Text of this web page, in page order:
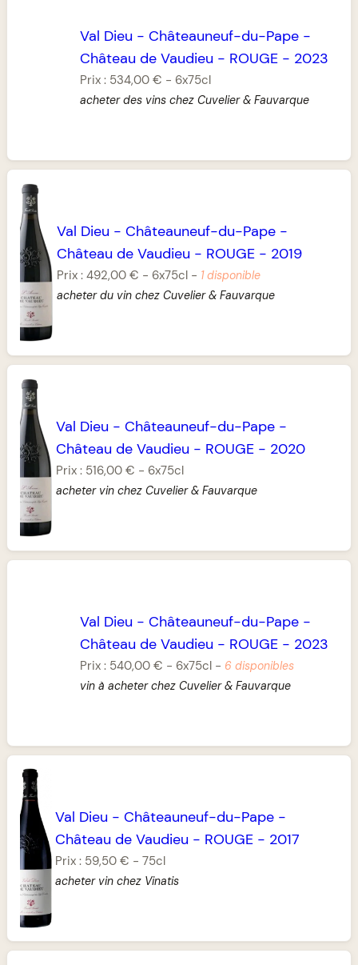
Val Dieu - Châteauneuf-du-Pape-
Château de Vaudieu - ROUGE- 2023
Prix : 534,00 € - 6x75cl
acheter des vins chez Cuvelier & Fauvarque
Val Dieu - Châteauneuf-du-Pape-
Château de Vaudieu - ROUGE- 2019
Prix : 492,00 € - 6x75cl- 1 disponible
acheter du vin chez Cuvelier & Fauvarque
Val Dieu - Châteauneuf-du-Pape -
Château de Vaudieu - ROUGE - 2020
Prix : 516,00 € - 6x75cl
acheter vin chez Cuvelier & Fauvarque
Val Dieu - Châteauneuf-du-Pape-
Château de Vaudieu - ROUGE- 2023
Prix : 540,00 € - 6x75cl- 6 disponibles
vin à acheter chez Cuvelier & Fauvarque
Val Dieu - Châteauneuf-du-Pape -
Château de Vaudieu - ROUGE - 2017
Prix : 59,50 € -75cl
acheter vin chez Vinatis